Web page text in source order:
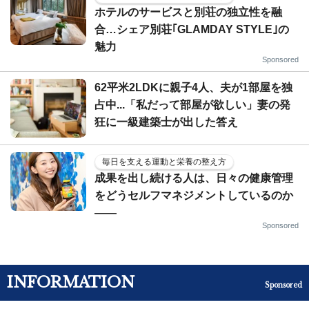
ホテルのサービスと別荘の独立性を融
合…シェア別荘｢GLAMDAY STYLE｣の
魅力
Sponsored
62平米2LDKに親子4人、夫が1部屋を独
占中...「私だって部屋が欲しい」妻の発
狂に一級建築士が出した答え
毎日を支える運動と栄養の整え方
成果を出し続ける人は、日々の健康管理
をどうセルフマネジメントしているのか
——
Sponsored
INFORMATION Sponsored